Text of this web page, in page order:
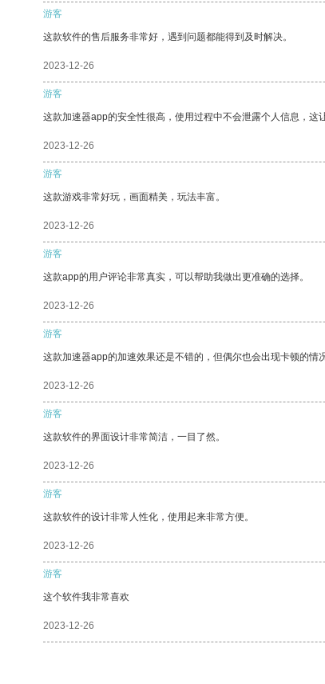
游客
这款软件的售后服务非常好，遇到问题都能得到及时解决。
2023-12-26
游客
这款加速器app的安全性很高，使用过程中不会泄露个人信息，这
2023-12-26
游客
这款游戏非常好玩，画面精美，玩法丰富。
2023-12-26
游客
这款app的用户评论非常真实，可以帮助我做出更准确的选择。
2023-12-26
游客
这款加速器app的加速效果还是不错的，但偶尔也会出现卡顿的情
2023-12-26
游客
这款软件的界面设计非常简洁，一目了然。
2023-12-26
游客
这款软件的设计非常人性化，使用起来非常方便。
2023-12-26
游客
这个软件我非常喜欢
2023-12-26